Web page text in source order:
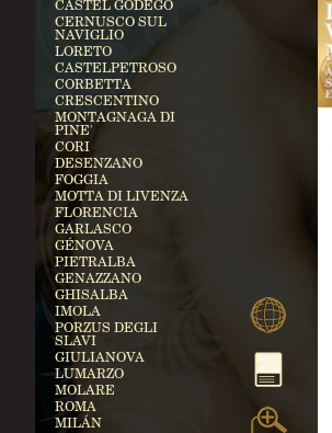
CASTEL GODEGO
CERNUSCO SUL
NAVIGLIO
LORETO
CASTELPETROSO
CORBETTA
CRESCENTINO
MONTAGNAGA DI
PINE'
CORI
DESENZANO
FOGGIA
MOTTA DI LIVENZA
FLORENCIA
GARLASCO
GÉNOVA
PIETRALBA
GENAZZANO
GHISALBA
IMOLA
PORZUS DEGLI
SLAVI
GIULIANOVA
LUMARZO
MOLARE
ROMA
MILÁN